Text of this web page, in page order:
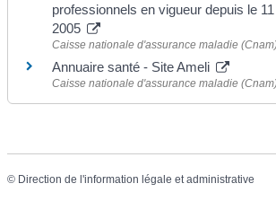
professionnels en vigueur depuis le
2005
Caisse nationale d'assurance maladie
Annuaire santé - Site Ameli
Caisse nationale d'assurance maladie
© Direction de l'information légale et administrative